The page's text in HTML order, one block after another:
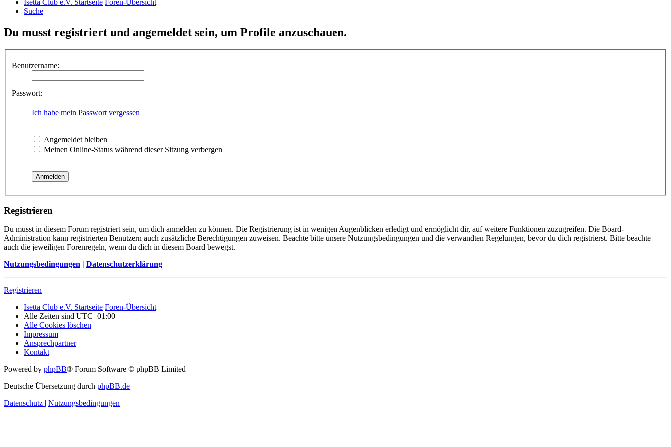
Isetta Club e.V. Startseite Foren-Übersicht
Suche
Du musst registriert und angemeldet sein, um Profile anzuschauen.
Benutzername:
Passwort:
Ich habe mein Passwort vergessen
Angemeldet bleiben
Meinen Online-Status während dieser Sitzung verbergen
Registrieren
Du musst in diesem Forum registriert sein, um dich anmelden zu können. Die Registrierung ist in wenigen Augenblicken erledigt und ermöglicht dir, auf weitere Funktionen zuzugreifen. Die Board-
Administration kann registrierten Benutzern auch zusätzliche Berechtigungen zuweisen. Beachte bitte unsere Nutzungsbedingungen und die verwandten Regelungen, bevor du dich registrierst. Bitte beachte
auch die jeweiligen Forenregeln, wenn du dich in diesem Board bewegst.
Nutzungsbedingungen | Datenschutzerklärung
Registrieren
Isetta Club e.V. Startseite Foren-Übersicht
Alle Zeiten sind UTC+01:00
Alle Cookies löschen
Impressum
Ansprechpartner
Kontakt
Powered by phpBB® Forum Software © phpBB Limited
Deutsche Übersetzung durch phpBB.de
Datenschutz | Nutzungsbedingungen